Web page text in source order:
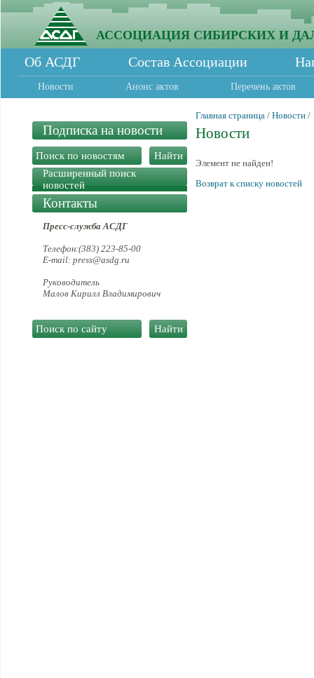
АССОЦИАЦИЯ СИБИРСКИХ И
Об АСДГ Состав Ассоциации
Новости Анонс актов Перечень актов
Подписка на новости
Расширенный поиск
новостей
Контакты
Пресс-служба АСДГ
Телефон:(383) 223-85-00
E-mail: press@asdg.ru
Руководитель
Малов Кирилл Владимирович
Главная страница / Новости /
Новости
Элемент не найден!
Возврат к списку новостей